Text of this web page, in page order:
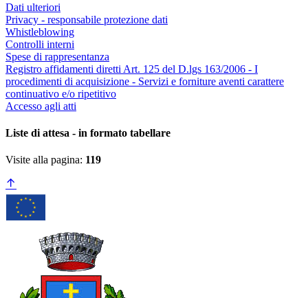
Dati ulteriori
Privacy - responsabile protezione dati
Whistleblowing
Controlli interni
Spese di rappresentanza
Registro affidamenti diretti Art. 125 del D.lgs 163/2006 - I
procedimenti di acquisizione - Servizi e forniture aventi carattere
continuativo e/o ripetitivo
Accesso agli atti
Liste di attesa - in formato tabellare
Visite alla pagina: 119